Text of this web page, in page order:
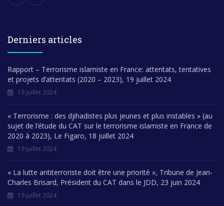
Derniers articles
Rapport – Terrorisme islamiste en France: attentats, tentatives
et projets d’attentats (2020 – 2023), 19 juillet 2024
19 juillet 2024
« Terrorisme : des djihadistes plus jeunes et plus instables » (au
sujet de l’étude du CAT sur le terrorisme islamiste en France de
2020 à 2023), Le Figaro, 18 juillet 2024
19 juillet 2024
« La lutte antiterroriste doit être une priorité », Tribune de Jean-
Charles Brisard, Président du CAT dans le JDD, 23 juin 2024
19 juillet 2024